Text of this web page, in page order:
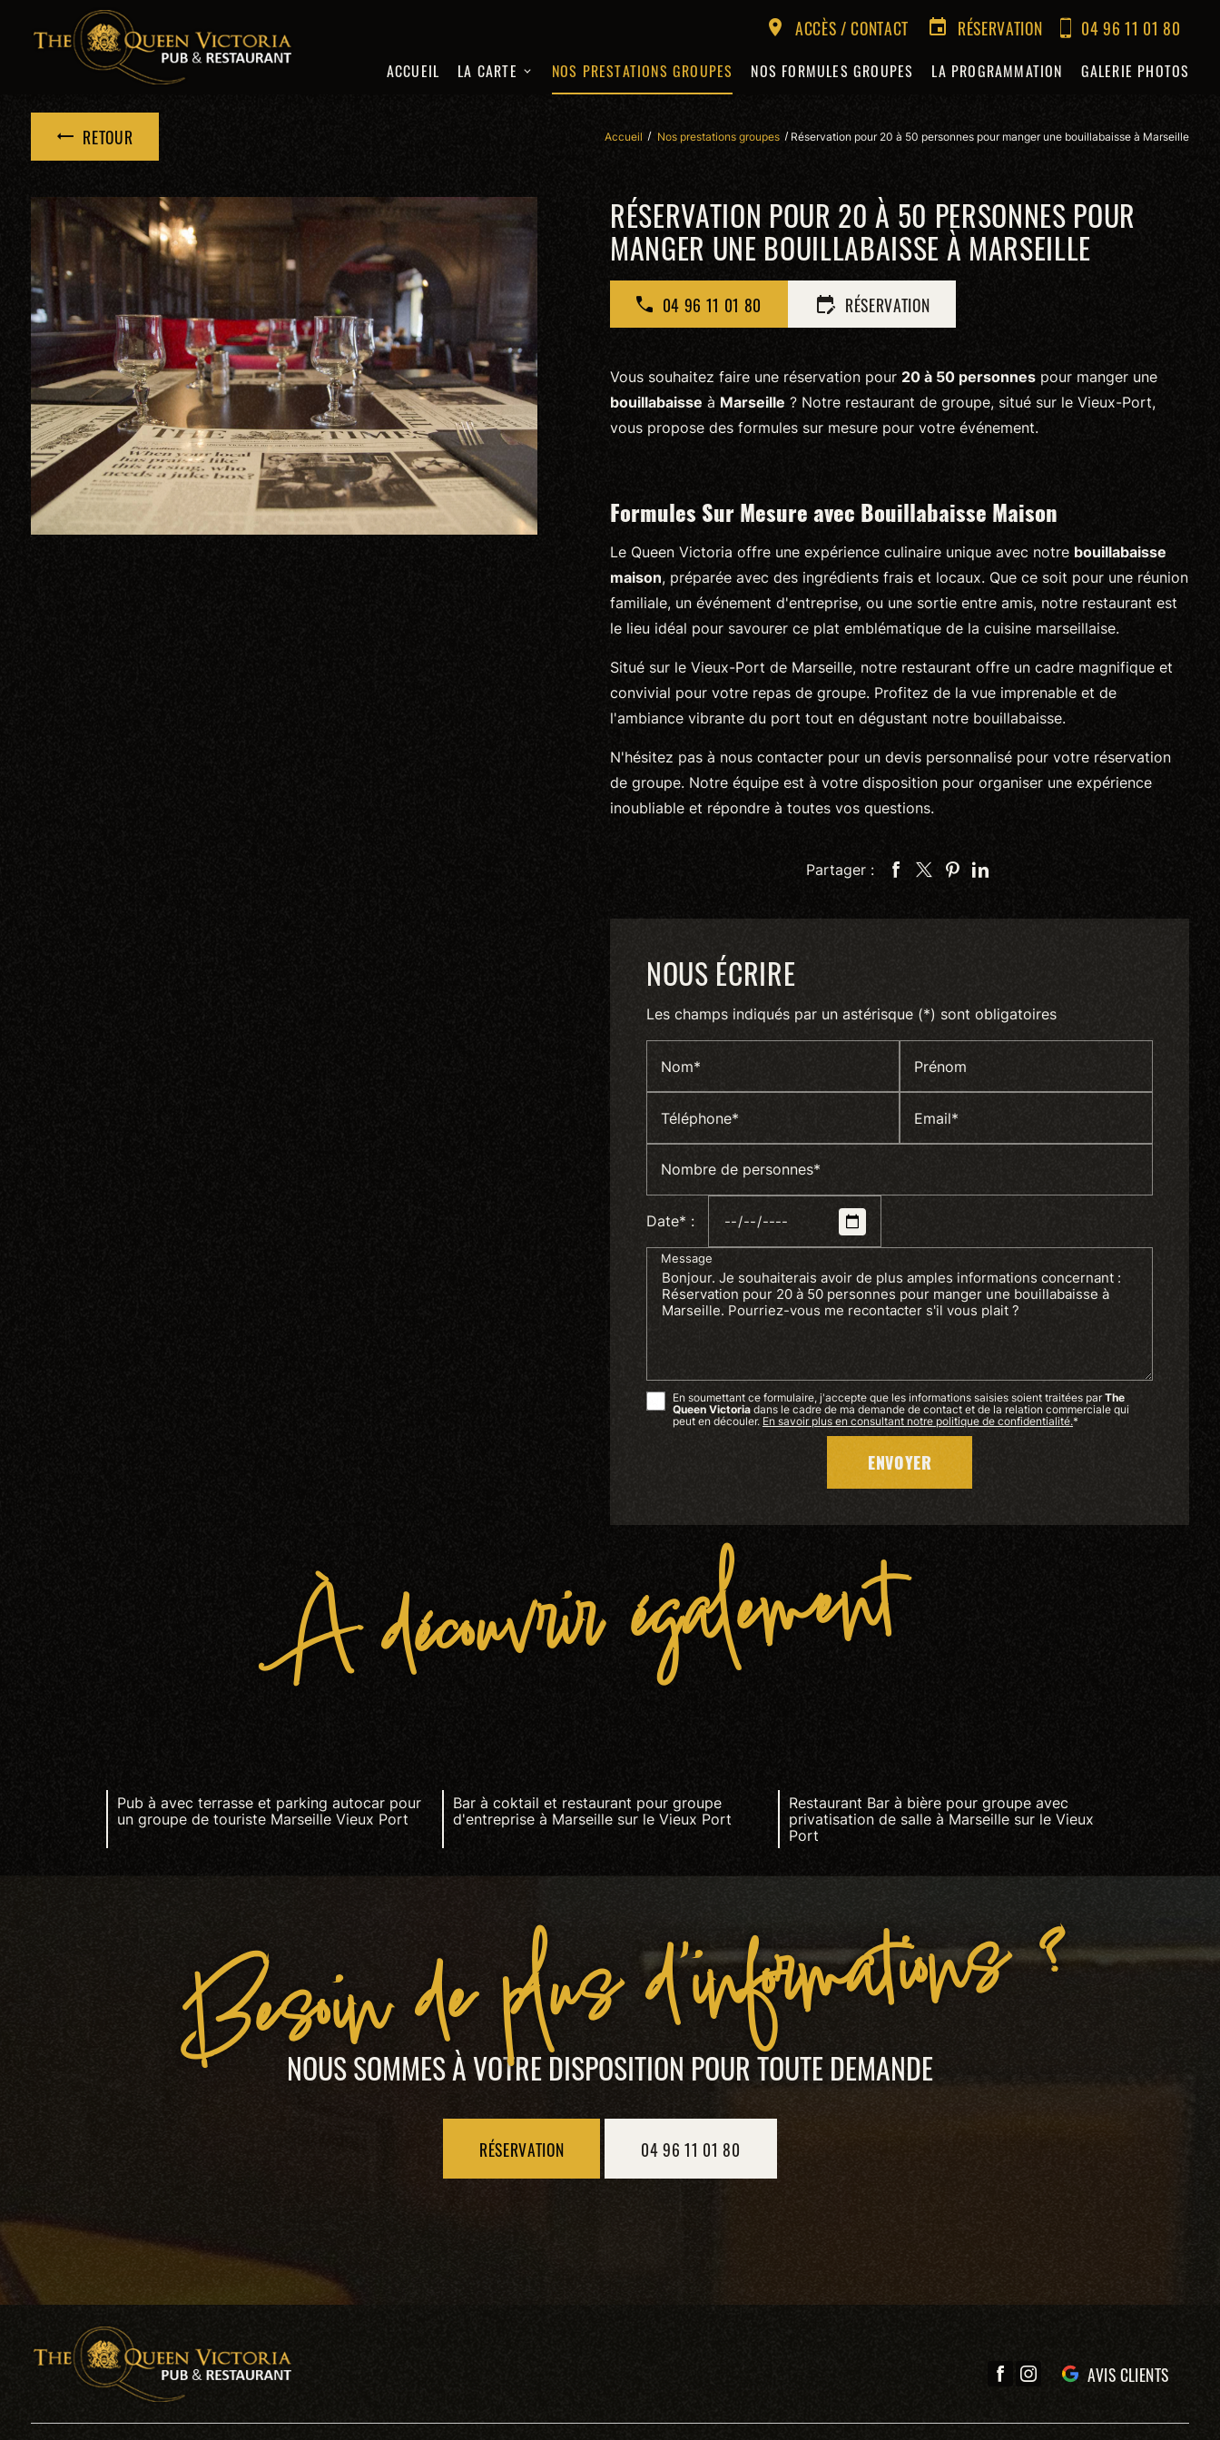
location_on ACCÈS / CONTACT event RÉSERVATION 04 96 11 01 80
ACCUEIL NOS PRESTATIONS GROUPES NOS FORMULES GROUPES LA PROGRAMMATION GALERIE PHOTOS
LA CARTE
Accueil Nos prestations groupes Réservation pour 20 à 50 personnes pour manger une bouillabaisse à Marseille
RETOUR
RÉSERVATION POUR 20 À 50 PERSONNES POUR
MANGER UNE BOUILLABAISSE À MARSEILLE
04 96 11 01 80 edit_calendar RÉSERVATION
Vous souhaitez faire une réservation pour 20 à 50 personnes pour manger une
bouillabaisse à Marseille ? Notre restaurant de groupe, situé sur le Vieux-Port,
vous propose des formules sur mesure pour votre événement.
Formules Sur Mesure avec Bouillabaisse Maison
Le Queen Victoria offre une expérience culinaire unique avec notre bouillabaisse
maison, préparée avec des ingrédients frais et locaux. Que ce soit pour une réunion
familiale, un événement d'entreprise, ou une sortie entre amis, notre restaurant est
le lieu idéal pour savourer ce plat emblématique de la cuisine marseillaise.
Situé sur le Vieux-Port de Marseille, notre restaurant offre un cadre magnifique et
convivial pour votre repas de groupe. Profitez de la vue imprenable et de
l'ambiance vibrante du port tout en dégustant notre bouillabaisse.
N'hésitez pas à nous contacter pour un devis personnalisé pour votre réservation
de groupe. Notre équipe est à votre disposition pour organiser une expérience
inoubliable et répondre à toutes vos questions.
Partager :
NOUS ÉCRIRE
Les champs indiqués par un astérisque (*) sont obligatoires
Nom* Prénom
Téléphone* Email*
Nombre de personnes*
Date* :
Message
En soumettant ce formulaire, j'accepte que les informations saisies soient traitées parThe
Queen Victoriadans le cadre de ma demande de contact et de la relation commerciale qui
peut en découler. En savoir plus en consultant notre politique de confidentialité.*
À découvrir également
Pub à avec terrasse et parking autocar pour
un groupe de touriste Marseille Vieux Port
Bar à coktail et restaurant pour groupe
d'entreprise à Marseille sur le Vieux Port
Restaurant Bar à bière pour groupe avec
privatisation de salle à Marseille sur le Vieux
Port
Besoin de plus d'informations ?
NOUS SOMMES À VOTRE DISPOSITION POUR TOUTE DEMANDE
RÉSERVATION 04 96 11 01 80
AVIS CLIENTS
Panneau de gestion des cookies